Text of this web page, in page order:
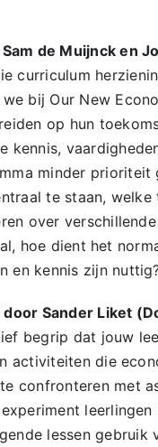
de Muijnck en
curriculum
bij Our New
op hun
kennis,
minder
te staan,
over
hoe dient het
en kennis zijn
Sander Liket
begrip dat jouw
activiteiten die
confronteren met
lessen gebruik